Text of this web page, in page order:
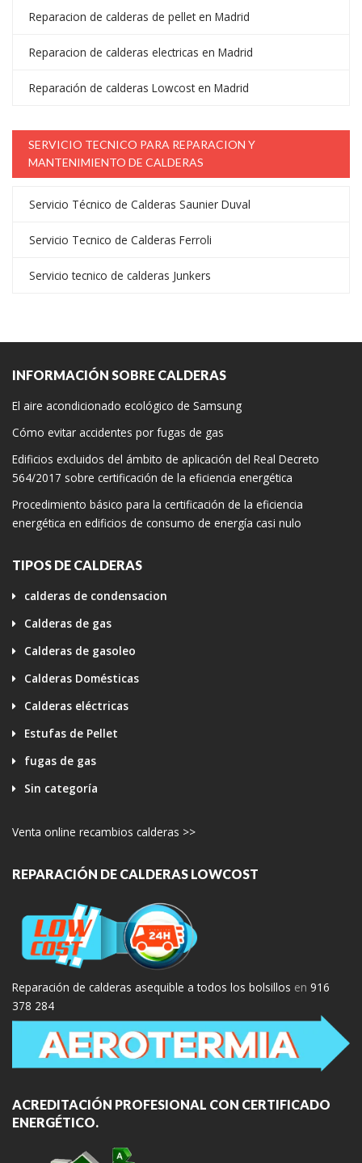
Reparacion de calderas de pellet en Madrid
Reparacion de calderas electricas en Madrid
Reparación de calderas Lowcost en Madrid
SERVICIO TECNICO PARA REPARACION Y
MANTENIMIENTO DE CALDERAS
Servicio Técnico de Calderas Saunier Duval
Servicio Tecnico de Calderas Ferroli
Servicio tecnico de calderas Junkers
INFORMACIÓN SOBRE CALDERAS
El aire acondicionado ecológico de Samsung
Cómo evitar accidentes por fugas de gas
Edificios excluidos del ámbito de aplicación del Real Decreto
564/2017 sobre certificación de la eficiencia energética
Procedimiento básico para la certificación de la eficiencia
energética en edificios de consumo de energía casi nulo
TIPOS DE CALDERAS
calderas de condensacion
Calderas de gas
Calderas de gasoleo
Calderas Domésticas
Calderas eléctricas
Estufas de Pellet
fugas de gas
Sin categoría
Venta online recambios calderas >>
REPARACIÓN DE CALDERAS LOWCOST
Reparación de calderas asequible a todos los bolsillos en 916
378 284
ACREDITACIÓN PROFESIONAL CON CERTIFICADO
ENERGÉTICO.